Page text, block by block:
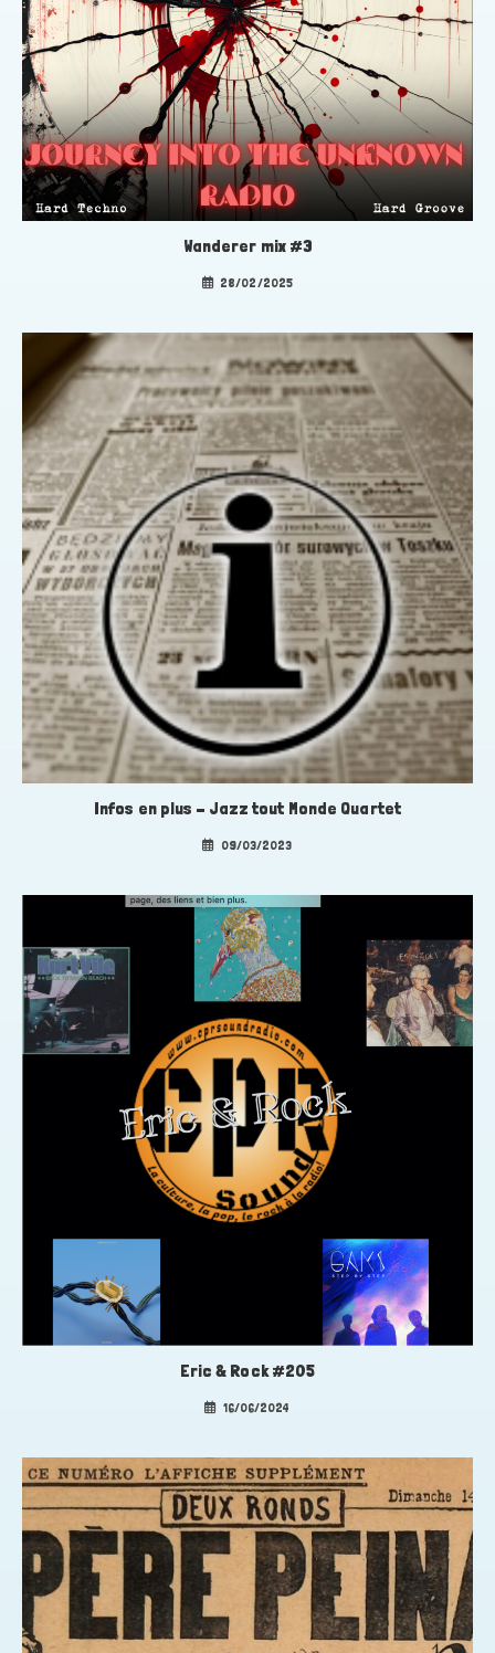
Wanderer mix #3
28/02/2025
Infos en plus – Jazz tout Monde Quartet
09/03/2023
Eric & Rock #205
16/06/2024